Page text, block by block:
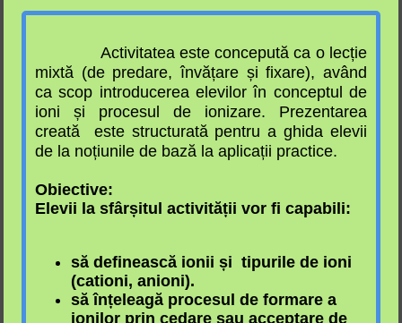
Activitatea este concepută ca o lecție
mixtă (de predare, învățare și fixare), având
ca scop introducerea elevilor în conceptul de
ioni și procesul de ionizare. Prezentarea
creată este structurată pentru a ghida elevii
de la noțiunile de bază la aplicații practice.
Obiective:
Elevii la sfârșitul activității vor fi capabili:
să definească ionii și tipurile de ioni
(cationi, anioni).
să înțeleagă procesul de formare a
ionilor prin cedare sau acceptare de